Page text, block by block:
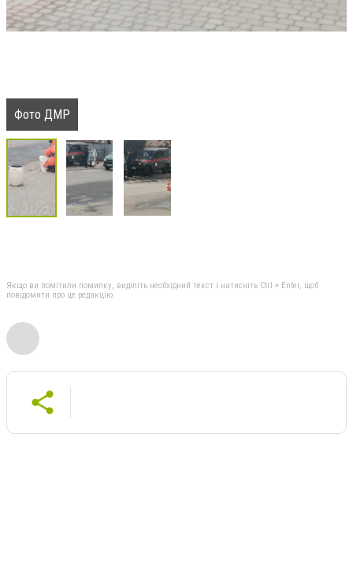
Фото ДМР
Якщо ви помітили помилку, виділіть необхідний текст і натисніть Ctrl + Enter, щоб
повідомити про це редакцію